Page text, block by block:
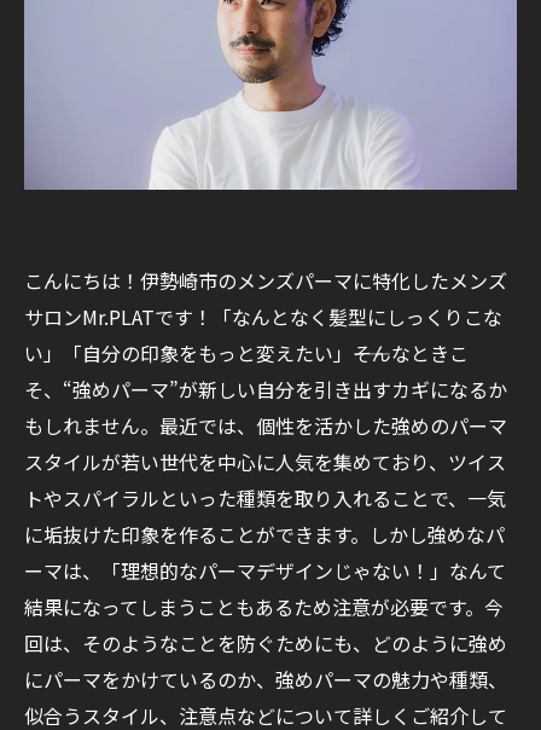
こんにちは！伊勢崎市のメンズパーマに特化したメンズ
サロンMr.PLATです！「なんとなく髪型にしっくりこな
い」「自分の印象をもっと変えたい」――そんなときこ
そ、“強めパーマ”が新しい自分を引き出すカギになるか
もしれません。最近では、個性を活かした強めのパーマ
スタイルが若い世代を中心に人気を集めており、ツイス
トやスパイラルといった種類を取り入れることで、一気
に垢抜けた印象を作ることができます。しかし強めなパ
ーマは、「理想的なパーマデザインじゃない！」なんて
結果になってしまうこともあるため注意が必要です。今
回は、そのようなことを防ぐためにも、どのように強め
にパーマをかけているのか、強めパーマの魅力や種類、
似合うスタイル、注意点などについて詳しくご紹介して